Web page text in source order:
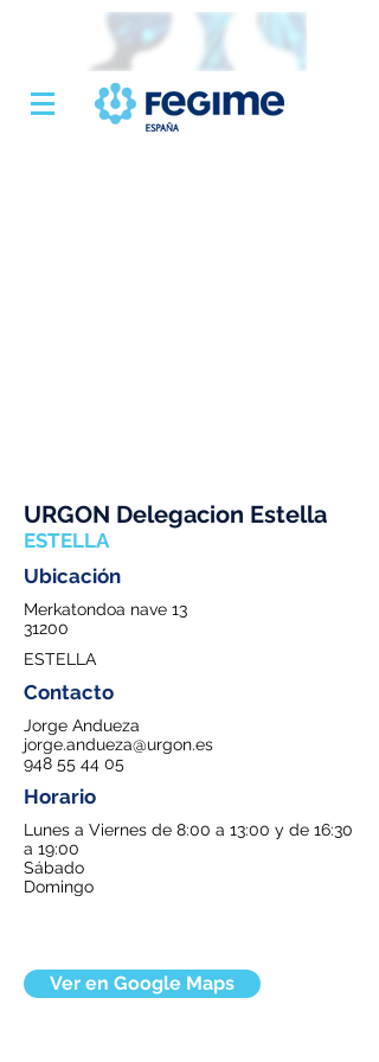
URGON Delegacion Estella
ESTELLA
Ubicación
Merkatondoa nave 13
31200
ESTELLA
Contacto
Jorge Andueza
jorge.andueza@urgon.es
948 55 44 05
Horario
Lunes a Viernes de 8:00 a 13:00 y de 16:30
a 19:00
Sábado
Domingo
Ver en Google Maps